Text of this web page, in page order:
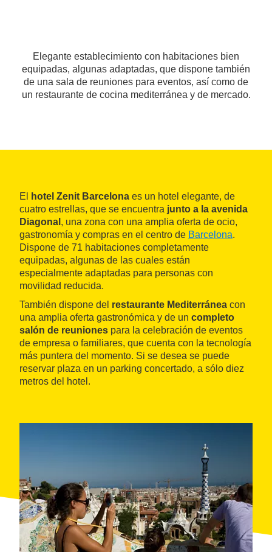
Elegante establecimiento con habitaciones bien
equipadas, algunas adaptadas, que dispone también
de una sala de reuniones para eventos, así como de
un restaurante de cocina mediterránea y de mercado.
El hotel Zenit Barcelona es un hotel elegante, de
cuatro estrellas, que se encuentra junto a la avenida
Diagonal , una zona con una amplia oferta de ocio,
gastronomía y compras en el centro de Barcelona.
Dispone de 71 habitaciones completamente
equipadas, algunas de las cuales están
especialmente adaptadas para personas con
movilidad reducida.
También dispone del restaurante Mediterránea con
una amplia oferta gastronómica y de un completo
salón de reuniones para la celebración de eventos
de empresa o familiares, que cuenta con la tecnología
más puntera del momento. Si se desea se puede
reservar plaza en un parking concertado, a sólo diez
metros del hotel.